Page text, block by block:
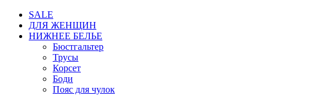
SALE
ДЛЯ ЖЕНЩИН
НИЖНЕЕ БЕЛЬЕ
Бюстгальтер
Трусы
Корсет
Боди
Пояс для чулок